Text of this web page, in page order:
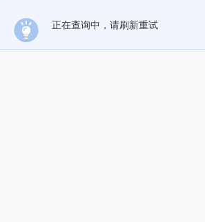
正在查询中，请刷新重试